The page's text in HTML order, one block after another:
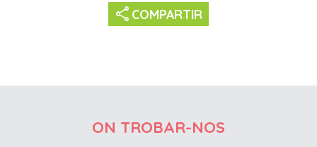
share COMPARTIR
ON TROBAR-NOS